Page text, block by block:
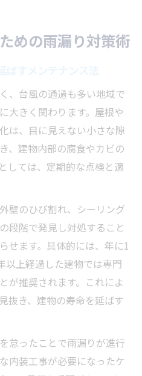
めの雨漏り対策術
、台風の通過も多い地域で
大きく関わります。屋根や
は、目に見えない小さな隙
、建物内部の腐食やカビの
しては、定期的な点検と適
壁のひび割れ、シーリング
段階で発見し対処すること
せます。具体的には、年に1
以上経過した建物では専門
が推奨されます。これによ
抜き、建物の寿命を延ばす
怠ったことで雨漏りが進行
内装工事が必要になったケ